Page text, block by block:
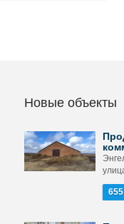
Новые объекты